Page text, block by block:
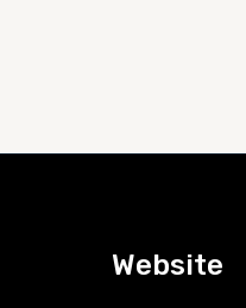
Website